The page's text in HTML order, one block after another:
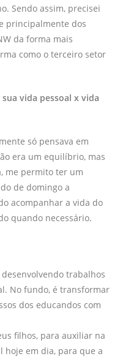
Sendo assim, precisei
principalmente dos
da forma mais
como o terceiro setor
vida pessoal x vida
só pensava em
era um equilíbrio, mas
me permito ter um
de domingo a
acompanhar a vida do
quando necessário.
trabalhos
No fundo, é transformar
dos educandos com
filhos, para auxiliar na
hoje em dia, para que a